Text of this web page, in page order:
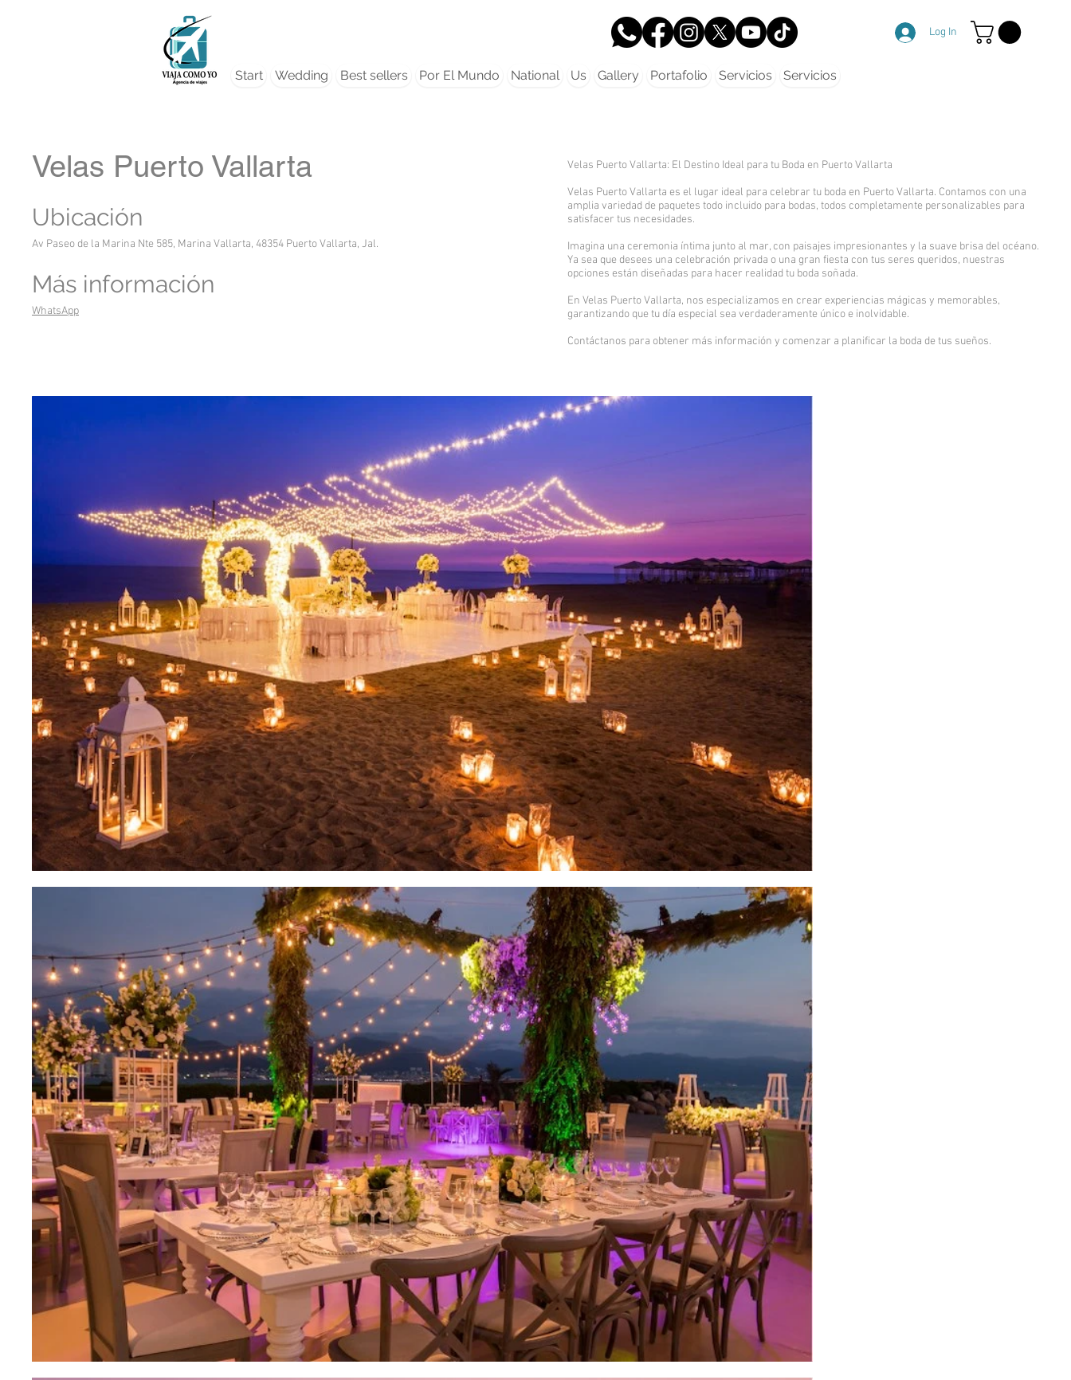
Log In
Start Wedding Best sellers Por El Mundo National Us Gallery Portafolio Servicios Servicios
Velas Puerto Vallarta
Ubicación
Av Paseo de la Marina Nte 585, Marina Vallarta, 48354 Puerto Vallarta, Jal.
Más información
WhatsApp
Velas Puerto Vallarta: El Destino Ideal para tu Boda en Puerto Vallarta
Velas Puerto Vallarta es el lugar ideal para celebrar tu boda en Puerto Vallarta. Contamos con una
amplia variedad de paquetes todo incluido para bodas, todos completamente personalizables para
satisfacer tus necesidades.
Imagina una ceremonia íntima junto al mar, con paisajes impresionantes y la suave brisa del océano.
Ya sea que desees una celebración privada o una gran fiesta con tus seres queridos, nuestras
opciones están diseñadas para hacer realidad tu boda soñada.
En Velas Puerto Vallarta, nos especializamos en crear experiencias mágicas y memorables,
garantizando que tu día especial sea verdaderamente único e inolvidable.
Contáctanos para obtener más información y comenzar a planificar la boda de tus sueños.